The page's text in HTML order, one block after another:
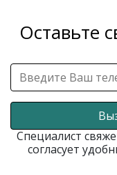
Оставьте
Специалист
согласует